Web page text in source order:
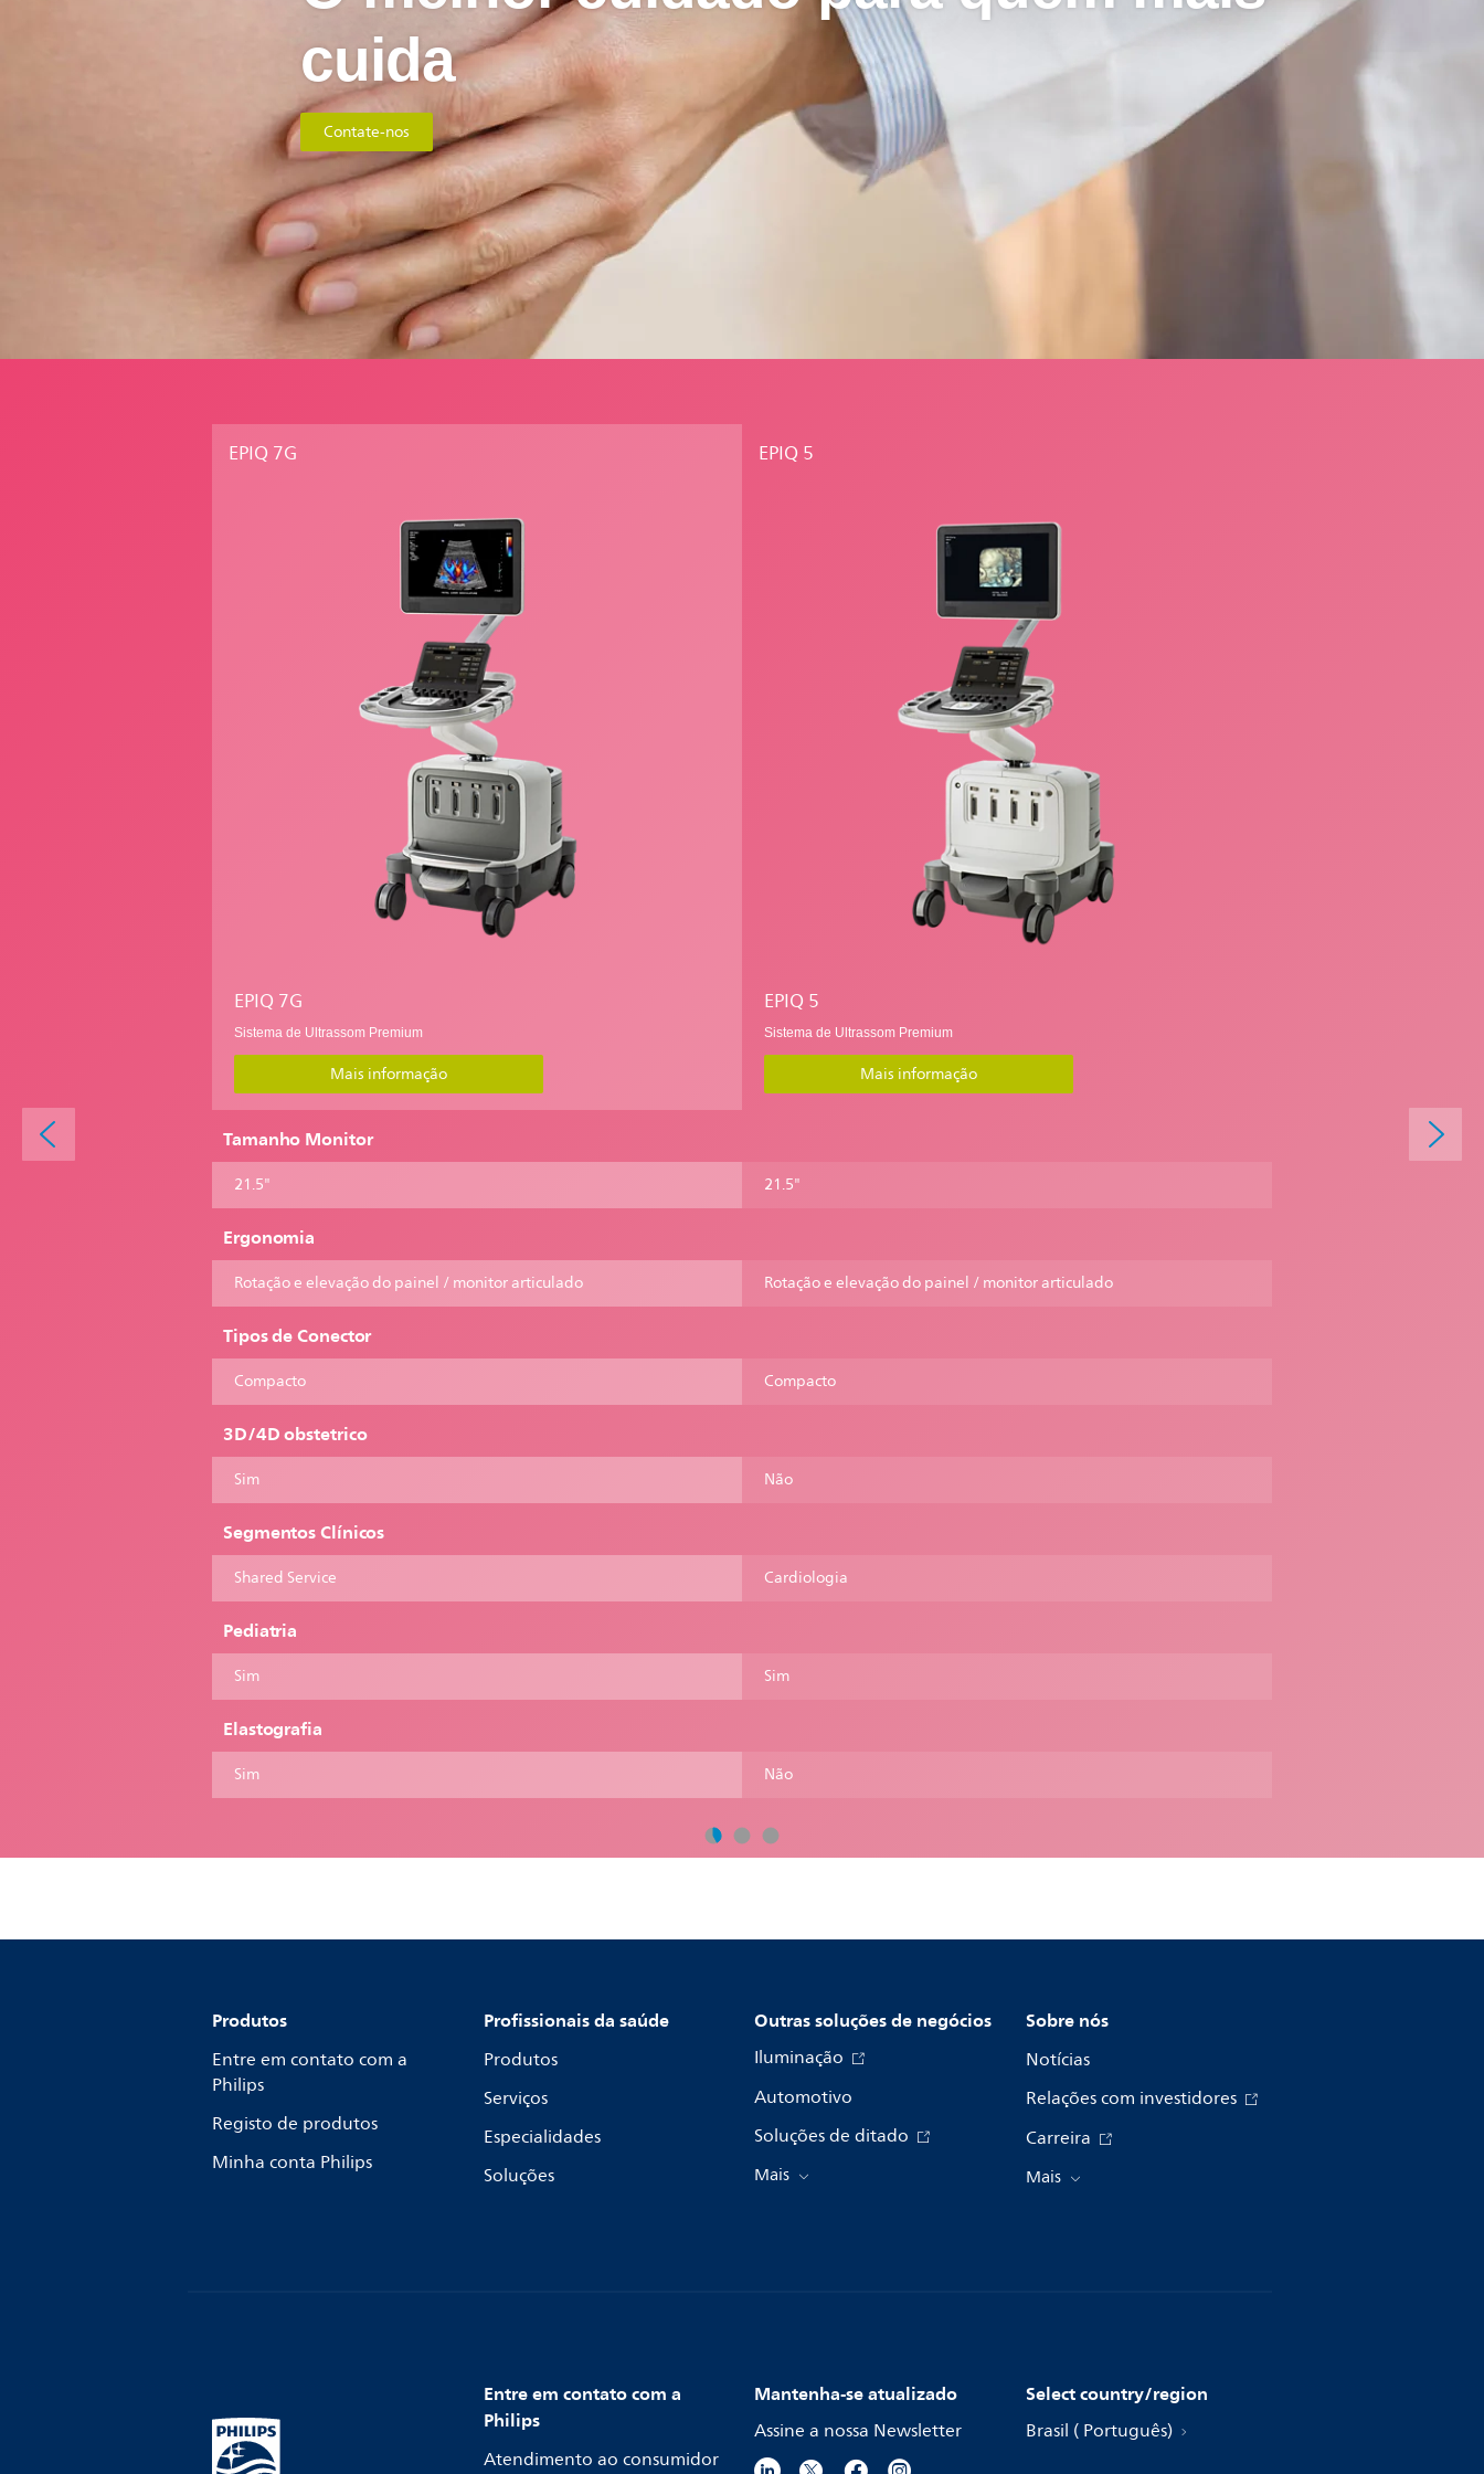
cuida
Contate-nos
EPIQ 7G
EPIQ 7G
Sistema de Ultrassom Premium
EPIQ 5
EPIQ 5
Sistema de Ultrassom Premium
Mais informação Mais informação
Tamanho Monitor
21.5" 21.5"
Ergonomia
Rotação e elevação do painel / monitor articulado Rotação e elevação do painel / monitor articulado
Tipos de Conector
Compacto Compacto
3D/4D obstetrico
Sim Não
Segmentos Clínicos
Shared Service Cardiologia
Pediatria
Sim Sim
Elastografia
Sim Não
Produtos
Entre em contato com a
Philips
Registo de produtos
Minha conta Philips
Profissionais da saúde
Produtos
Serviços
Especialidades
Soluções
Outras soluções de negócios
Iluminação
Automotivo
Soluções de ditado
Mais
Sobre nós
Notícias
Relações com investidores
Carreira
Mais
Entre em contato com a
Philips
Atendimento ao consumidor
Mantenha-se atualizado
Assine a nossa Newsletter
Select country/region
Brasil ( Português)